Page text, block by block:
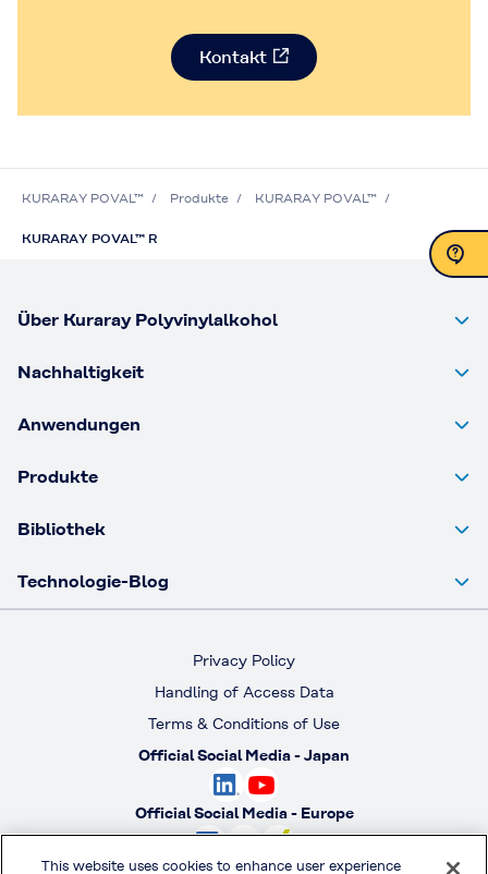
Kontakt
KURARAY POVAL™ Produkte KURARAY POVAL™
KURARAY POVAL™ R
Über Kuraray Polyvinylalkohol
Nachhaltigkeit
Anwendungen
Produkte
Bibliothek
Technologie-Blog
Privacy Policy
Handling of Access Data
Terms & Conditions of Use
Official Social Media - Japan
Official Social Media - Europe
This website uses cookies to enhance user experience